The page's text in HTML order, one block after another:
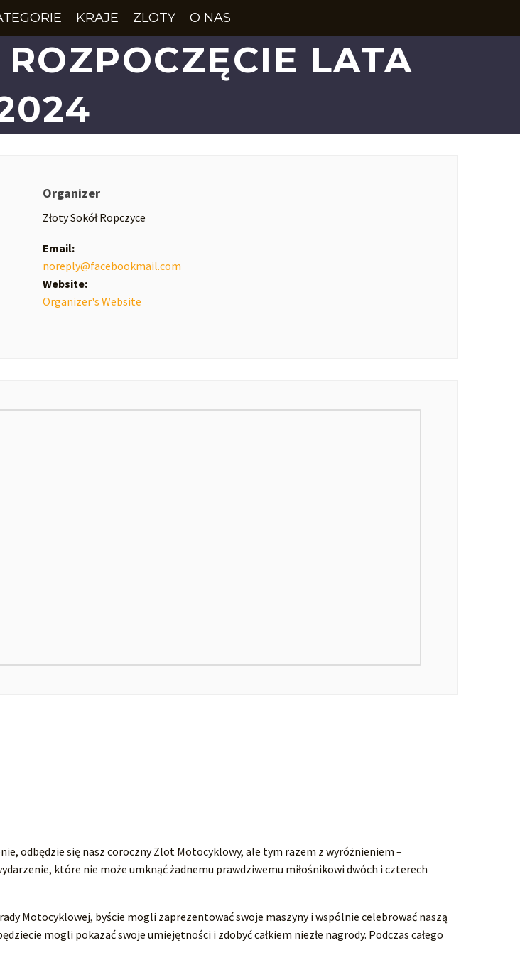
KRAJE ZLOTY O NAS
LATA
Organizer
Złoty Sokół Ropczyce
Email:
noreply@facebookmail.com
Website:
Organizer's Website
odbędzie się nasz coroczny Zlot Motocyklowy, ale tym razem z wyróżnieniem –
które nie może umknąć żadnemu prawdziwemu miłośnikowi dwóch i czterech
Motocyklowej, byście mogli zaprezentować swoje maszyny i wspólnie celebrować naszą
mogli pokazać swoje umiejętności i zdobyć całkiem niezłe nagrody. Podczas całego